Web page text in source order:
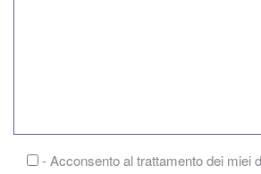
- Acconsento al trattamento dei miei